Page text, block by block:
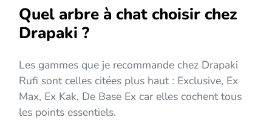
Quel arbre à chat choisir chez
Drapaki ?
Les gammes que je recommande chez Drapaki
Rufi sont celles citées plus haut : Exclusive, Ex
Max, Ex Kak, De Base Ex car elles cochent tous
les points essentiels.